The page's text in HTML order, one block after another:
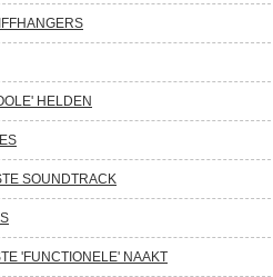
HELDEN
SOUNDTRACK
'FUNCTIONELE' NAAKT